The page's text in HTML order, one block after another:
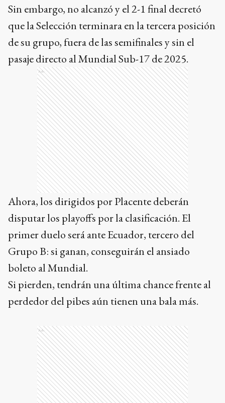
Sin embargo, no alcanzó y el 2-1 final decretó
que la Selección terminara en la tercera posición
de su grupo, fuera de las semifinales y sin el
pasaje directo al Mundial Sub-17 de 2025.
Ads
Ahora, los dirigidos por Placente deberán
disputar los playoffs por la clasificación. El
primer duelo será ante Ecuador, tercero del
Grupo B: si ganan, conseguirán el ansiado
boleto al Mundial.
Si pierden, tendrán una última chance frente al
perdedor del pibes aún tienen una bala más.
Ads